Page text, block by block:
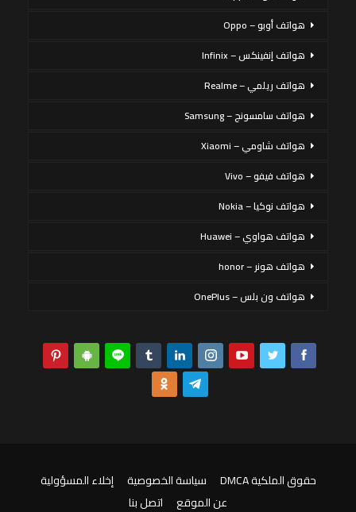
هواتف أوبو – Oppo
هواتف إنفينكس – Infinix
هواتف ريلمي – Realme
هواتف سامسونج – Samsung
هواتف شاومي – Xiaomi
هواتف فيفو – Vivo
هواتف نوكيا – Nokia
هواتف هواوي – Huawei
هواتف هونر – honor
هواتف ون بلس – OnePlus
حقوق الملكية DMCA سياسة الخصوصية
إخلاء المسؤولية
عن الموقع
اتصل بنا